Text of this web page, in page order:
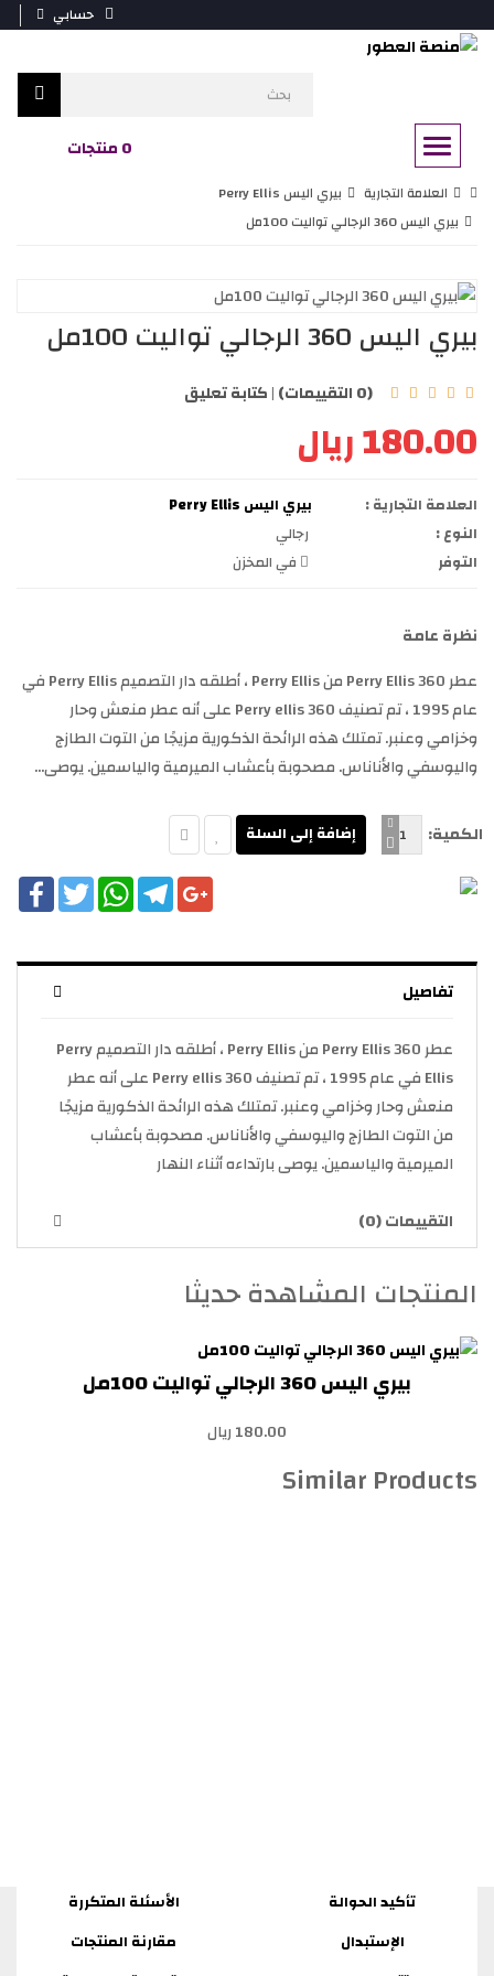
حسابي
0 منتجات
العلامة التجارية
بيري اليس Perry Ellis
بيري اليس 360 الرجالي تواليت 100مل
بيري اليس 360 الرجالي تواليت 100مل
(0 التقييمات) |كتابة تعليق
180.00 ريال
العلامة التجارية :
بيري اليس Perry Ellis
النوع :
رجالي
التوفر
في المخزن
نظرة عامة
عطر Perry Ellis 360 من Perry Ellis ، أطلقه دار التصميم Perry Ellis في
عام 1995 ، تم تصنيف Perry ellis 360 على أنه عطر منعش وحار
وخزامي وعنبر. تمتلك هذه الرائحة الذكورية مزيجًا من التوت الطازج
واليوسفي والأناناس. مصحوبة بأعشاب الميرمية والياسمين. يوصى...
الكمية:
Twitter
WhatsAppTelegramGoogle+
تفاصيل
عطر Perry Ellis 360 من Perry Ellis ، أطلقه دار التصميم Perry
Ellis في عام 1995 ، تم تصنيف Perry ellis 360 على أنه عطر
منعش وحار وخزامي وعنبر. تمتلك هذه الرائحة الذكورية مزيجًا
من التوت الطازج واليوسفي والأناناس. مصحوبة بأعشاب
الميرمية والياسمين. يوصى بارتداءه أثناء النهار
التقييمات (0)
المنتجات المشاهدة حديثا
بيري اليس 360 الرجالي تواليت 100مل
180.00 ريال
Similar Products
تأكيد الحوالة
الإستبدال
الأسئلة المتكررة
مقارنة المنتجات